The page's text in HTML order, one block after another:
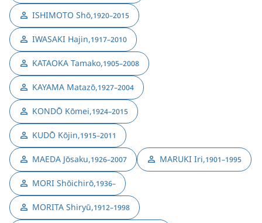
ISHIMOTO Shō,1920–2015
IWASAKI Hajin,1917–2010
KATAOKA Tamako,1905–2008
KAYAMA Matazō,1927–2004
KONDŌ Kōmei,1924–2015
KUDŌ Kōjin,1915–2011
MAEDA Jōsaku,1926–2007 MARUKI Iri,1901–1995
MORI Shōichirō,1936–
MORITA Shiryū,1912–1998